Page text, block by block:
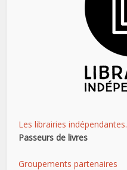
Les librairies indépendantes.
Passeurs de livres
Groupements partenaires